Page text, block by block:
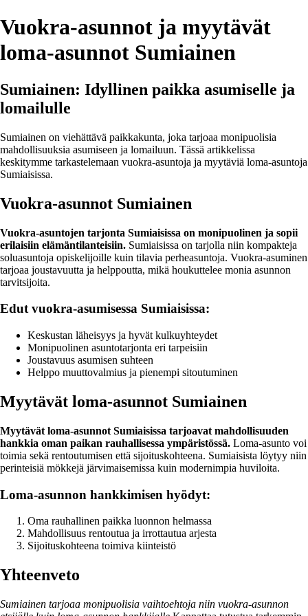
Vuokra-asunnot ja myytävät
loma-asunnot Sumiainen
Sumiainen: Idyllinen paikka asumiselle ja
lomailulle
Sumiainen on viehättävä paikkakunta, joka tarjoaa monipuolisia
mahdollisuuksia asumiseen ja lomailuun. Tässä artikkelissa
keskitymme tarkastelemaan vuokra-asuntoja ja myytäviä loma-asuntoja
Sumiaisissa.
Vuokra-asunnot Sumiainen
Vuokra-asuntojen tarjonta Sumiaisissa on monipuolinen ja sopii
erilaisiin elämäntilanteisiin. Sumiaisissa on tarjolla niin kompakteja
soluasuntoja opiskelijoille kuin tilavia perheasuntoja. Vuokra-asuminen
tarjoaa joustavuutta ja helppoutta, mikä houkuttelee monia asunnon
tarvitsijoita.
Edut vuokra-asumisessa Sumiaisissa:
Keskustan läheisyys ja hyvät kulkuyhteydet
Monipuolinen asuntotarjonta eri tarpeisiin
Joustavuus asumisen suhteen
Helppo muuttovalmius ja pienempi sitoutuminen
Myytävät loma-asunnot Sumiainen
Myytävät loma-asunnot Sumiaisissa tarjoavat mahdollisuuden
hankkia oman paikan rauhallisessa ympäristössä. Loma-asunto voi
toimia sekä rentoutumisen että sijoituskohteena. Sumiaisista löytyy niin
perinteisiä mökkejä järvimaisemissa kuin modernimpia huviloita.
Loma-asunnon hankkimisen hyödyt:
Oma rauhallinen paikka luonnon helmassa
Mahdollisuus rentoutua ja irrottautua arjesta
Sijoituskohteena toimiva kiinteistö
Yhteenveto
Sumiainen tarjoaa monipuolisia vaihtoehtoja niin vuokra-asunnon